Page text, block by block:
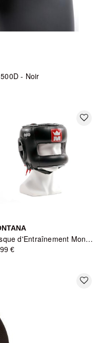
- Noir
favorite_border
Casque d'Entraînement Montana FACE PROTECTOR NewCode - Noir
€
favorite_border